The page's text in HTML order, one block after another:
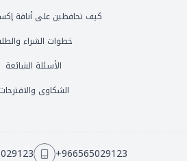
كيف تحافظين على أناقة
خطوات الشراء
الأسئلة الشائعة
الشكاوى والاقترحات
+966565029123